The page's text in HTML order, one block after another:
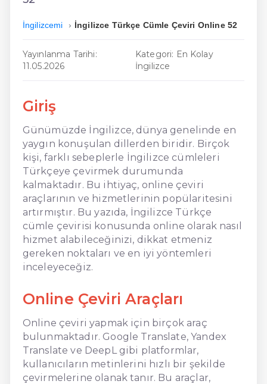
İngilizcemi İngilizce Türkçe Cümle Çeviri Online 52
Yayınlanma Tarihi:
11.05.2026
Kategori: En Kolay
İngilizce
Giriş
Günümüzde İngilizce, dünya genelinde en
yaygın konuşulan dillerden biridir. Birçok
kişi, farklı sebeplerle İngilizce cümleleri
Türkçeye çevirmek durumunda
kalmaktadır. Bu ihtiyaç, online çeviri
araçlarının ve hizmetlerinin popülaritesini
artırmıştır. Bu yazıda, İngilizce Türkçe
cümle çevirisi konusunda online olarak nasıl
hizmet alabileceğinizi, dikkat etmeniz
gereken noktaları ve en iyi yöntemleri
inceleyeceğiz.
Online Çeviri Araçları
Online çeviri yapmak için birçok araç
bulunmaktadır. Google Translate, Yandex
Translate ve DeepL gibi platformlar,
kullanıcıların metinlerini hızlı bir şekilde
çevirmelerine olanak tanır. Bu araçlar,